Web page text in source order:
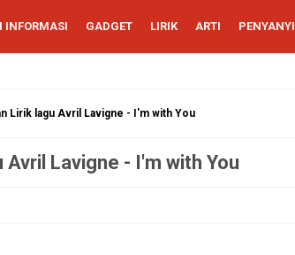
INFORMASI GADGET LIRIK ARTI PENYANYI
Lirik lagu Avril Lavigne - I'm with You
Lavigne - I'm with You